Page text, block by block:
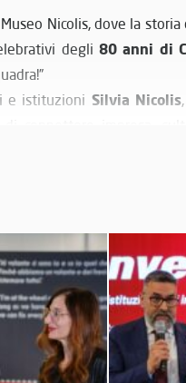
Museo Nicolis, dove la storia
degli 80 anni di
e istituzioni Silvia Nicolis
il racconto
ha accompagnato il
auto iconiche e
celebrato attraverso la
il Museo in uno
si incontrano in un’unica